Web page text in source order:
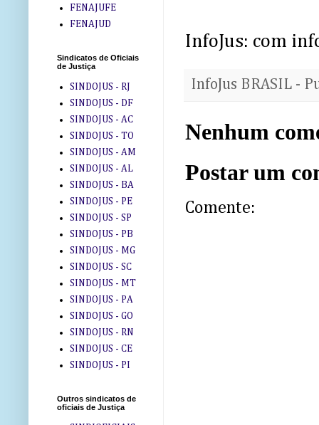
InfoJus: com
InfoJus BRASIL -
Nenhum
Postar um
Comente:
FENAJUFE
FENAJUD
Sindicatos de Oficiais
de Justiça
SINDOJUS - RJ
SINDOJUS - DF
SINDOJUS - AC
SINDOJUS - TO
SINDOJUS - AM
SINDOJUS - AL
SINDOJUS - BA
SINDOJUS - PE
SINDOJUS - SP
SINDOJUS - PB
SINDOJUS - MG
SINDOJUS - SC
SINDOJUS - MT
SINDOJUS - PA
SINDOJUS - GO
SINDOJUS - RN
SINDOJUS - CE
SINDOJUS - PI
Outros sindicatos de
oficiais de Justiça